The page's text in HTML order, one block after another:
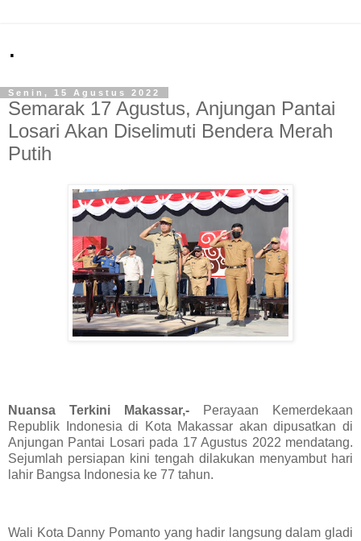
.
Senin, 15 Agustus 2022
Semarak 17 Agustus, Anjungan Pantai
Losari Akan Diselimuti Bendera Merah
Putih
Nuansa Terkini Makassar,-
Perayaan Kemerdekaan
Republik Indonesia di Kota Makassar akan dipusatkan di
Anjungan Pantai Losari pada 17 Agustus 2022 mendatang.
Sejumlah persiapan kini tengah dilakukan menyambut hari
lahir Bangsa Indonesia ke 77 tahun.
Wali Kota Danny Pomanto yang hadir langsung dalam gladi